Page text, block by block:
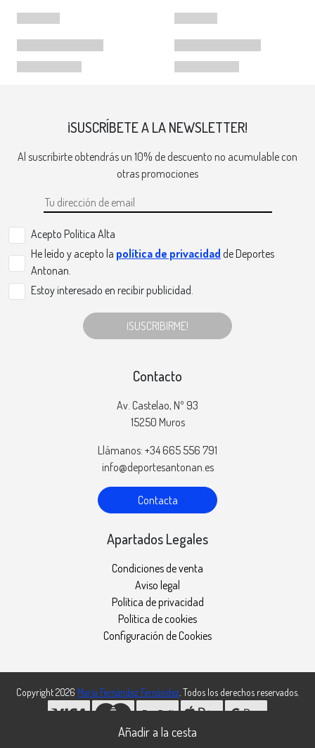
¡SUSCRÍBETE A LA NEWSLETTER!
Al suscribirte obtendrás un 10% de descuento no acumulable con
otras promociones
Acepto Politica Alta
He leído y acepto la política de privacidad de Deportes
Antonan.
Estoy interesado en recibir publicidad.
¡SUSCRIBIRME!
Contacto
Av. Castelao, Nº 93
15250 Muros
Llámanos: +34 665 556 791
info@deportesantonan.es
Contacta
Apartados Legales
Condiciones de venta
Aviso legal
Política de privacidad
Política de cookies
Configuración de Cookies
Copyright 2026 María Fernández Fernández . Todos los derechos reservados.
Desarrollado por MEIGASOFT. Tecnología